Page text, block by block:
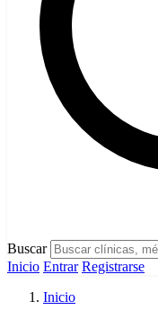
Buscar
Inicio Entrar Registrarse
Inicio